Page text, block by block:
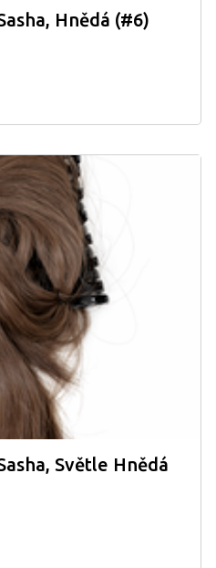
Hnědá (#6)
Světle Hnědá